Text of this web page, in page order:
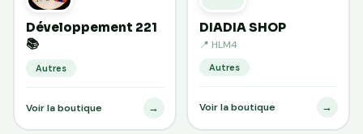
Développement 221
📚
Autres
Voir la boutique →
DIADIA SHOP
📍 HLM4
Autres
Voir la boutique →